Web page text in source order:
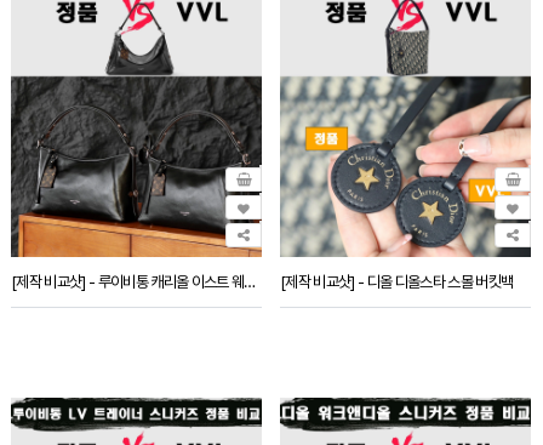
[제작 비교샷] - 루이비통 캐리올 이스트 웨스트 [제작 비교샷] - 디올 디올스타 스몰 버킷백